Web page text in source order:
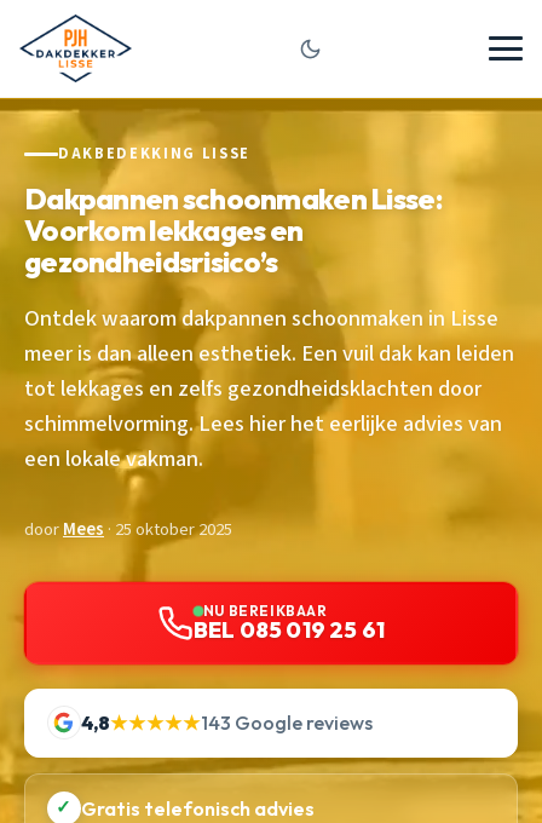
DAKBEDEKKING LISSE
Dakpannen schoonmaken Lisse:
Voorkom lekkages en
gezondheidsrisico’s
Ontdek waarom dakpannen schoonmaken in Lisse
meer is dan alleen esthetiek. Een vuil dak kan leiden
tot lekkages en zelfs gezondheidsklachten door
schimmelvorming. Lees hier het eerlijke advies van
een lokale vakman.
doorMees · 25 oktober 2025
NU BEREIKBAAR
BEL 085 019 25 61
4,8★★★★★143 Google reviews
✓ Gratis telefonisch advies